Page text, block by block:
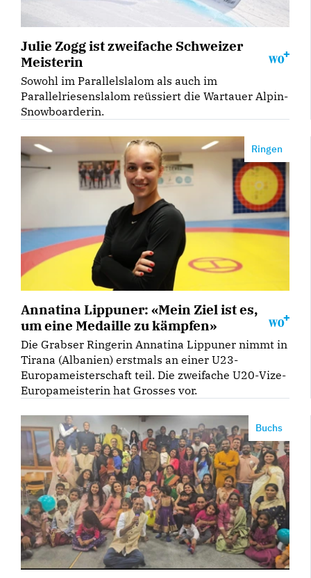
Julie Zogg ist zweifache Schweizer
Meisterin
Sowohl im Parallelslalom als auch im
Parallelriesenslalom reüssiert die Wartauer Alpin-
Snowboarderin.
Ringen
Annatina Lippuner: «Mein Ziel ist es,
um eine Medaille zu kämpfen»
Die Grabser Ringerin Annatina Lippuner nimmt in
Tirana (Albanien) erstmals an einer U23-
Europameisterschaft teil. Die zweifache U20-Vize-
Europameisterin hat Grosses vor.
Buchs